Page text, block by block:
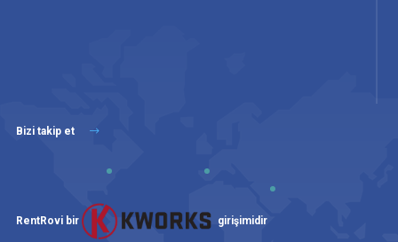
Bizi takip et
RentRovi bir girişimidir